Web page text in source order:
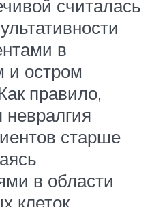
считалась
в
и остром
правило,
невралгия
старше
в области
клеток.